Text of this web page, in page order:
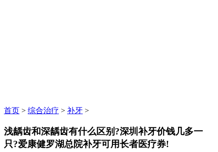
首页 > 综合治疗 > 补牙 >
浅龋齿和深龋齿有什么区别?深圳补牙价钱几多一
只?爱康健罗湖总院补牙可用长者医疗券!